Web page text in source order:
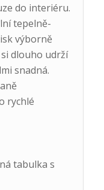
do interiéru.
tepelně-
výborně
dlouho udrží
snadná.
rychlé
tabulka s